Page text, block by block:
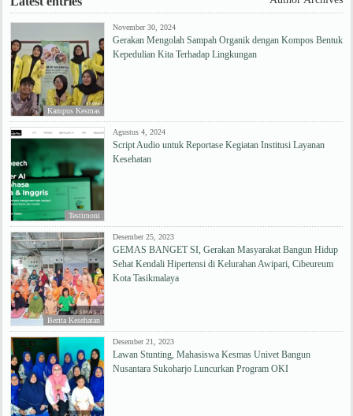
Kampus Kesmas
November 30, 2024
Gerakan Mengolah Sampah Organik dengan Kompos Bentuk
Kepedulian Kita Terhadap Lingkungan
Testimoni
Agustus 4, 2024
Script Audio untuk Reportase Kegiatan Institusi Layanan
Kesehatan
Berita Kesehatan
Desember 25, 2023
GEMAS BANGET SI, Gerakan Masyarakat Bangun Hidup
Sehat Kendali Hipertensi di Kelurahan Awipari, Cibeureum
Kota Tasikmalaya
Desember 21, 2023
Lawan Stunting, Mahasiswa Kesmas Univet Bangun
Nusantara Sukoharjo Luncurkan Program OKI